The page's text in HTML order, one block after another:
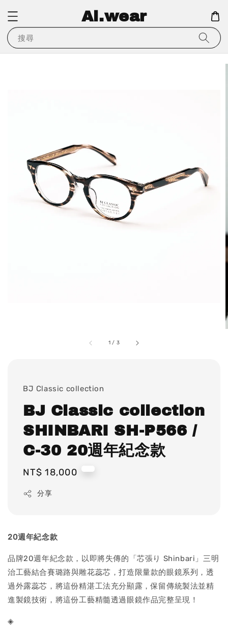
Ai.wear
搜尋
1 / 3
BJ Classic collection
BJ Classic collection
SHINBARI SH-P566 /
C-30 20週年紀念款
Regular
NT$ 18,000
分享
20週年紀念款
品牌20週年紀念款，以即將失傳的「芯張り Shinbari」三明
治工藝結合賽璐路與雕花蕊芯，打造限量款的眼鏡系列，透
過外露蕊芯，將這份精湛工法充分顯露，保留傳統製法並精
進製鏡技術，將這份工藝精髓透過眼鏡作品完整呈現！
◈